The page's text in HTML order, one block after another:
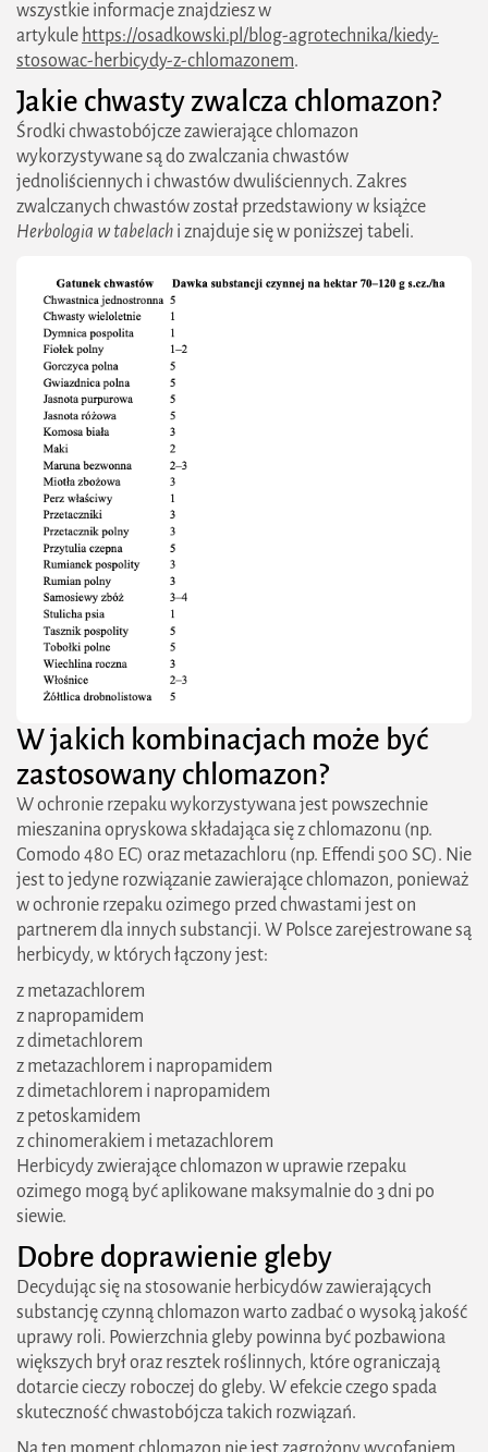
wszystkie informacje znajdziesz w
artykule https://osadkowski.pl/blog-agrotechnika/kiedy-
stosowac-herbicydy-z-chlomazonem.
​Jakie chwasty zwalcza chlomazon?
Środki chwastobójcze zawierające chlomazon
wykorzystywane są do zwalczania chwastów
jednoliściennych i chwastów dwuliściennych. Zakres
zwalczanych chwastów został przedstawiony w książce
Herbologia w tabelach i znajduje się w poniższej tabeli.
W jakich kombinacjach może być
zastosowany chlomazon?
W ochronie rzepaku wykorzystywana jest powszechnie
mieszanina opryskowa składająca się z chlomazonu (np.
Comodo 480 EC) oraz metazachloru (np. Effendi 500 SC). Nie
jest to jedyne rozwiązanie zawierające chlomazon, ponieważ
w ochronie rzepaku ozimego przed chwastami jest on
partnerem dla innych substancji. W Polsce zarejestrowane są
herbicydy, w których łączony jest:
z metazachlorem
z napropamidem
z dimetachlorem
z metazachlorem i napropamidem
z dimetachlorem i napropamidem
z petoskamidem
z chinomerakiem i metazachlorem
Herbicydy zwierające chlomazon w uprawie rzepaku
ozimego mogą być aplikowane maksymalnie do 3 dni po
siewie.
​Dobre doprawienie gleby
Decydując się na stosowanie herbicydów zawierających
substancję czynną chlomazon warto zadbać o wysoką jakość
uprawy roli. Powierzchnia gleby powinna być pozbawiona
większych brył oraz resztek roślinnych, które ograniczają
dotarcie cieczy roboczej do gleby. W efekcie czego spada
skuteczność chwastobójcza takich rozwiązań.